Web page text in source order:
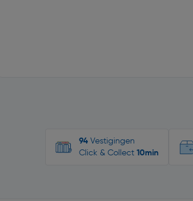
94 Vestigingen
Click & Collect 10min